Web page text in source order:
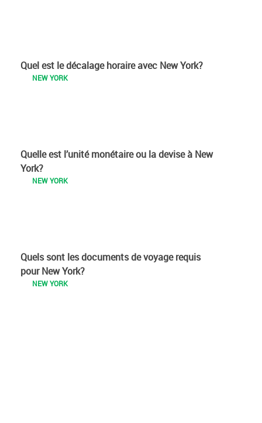
Quel est le décalage horaire avec New York?
NEW YORK
Quelle est l’unité monétaire ou la devise à New
York?
NEW YORK
Quels sont les documents de voyage requis
pour New York?
NEW YORK